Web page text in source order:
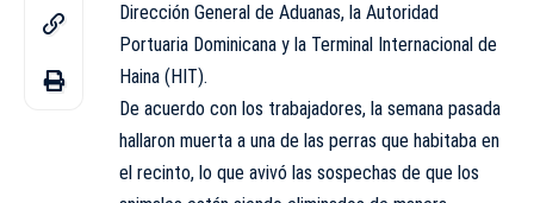
Dirección General de Aduanas, la Autoridad
Portuaria Dominicana y la Terminal Internacional de
Haina (HIT).
De acuerdo con los trabajadores, la semana pasada
hallaron muerta a una de las perras que habitaba en
el recinto, lo que avivó las sospechas de que los